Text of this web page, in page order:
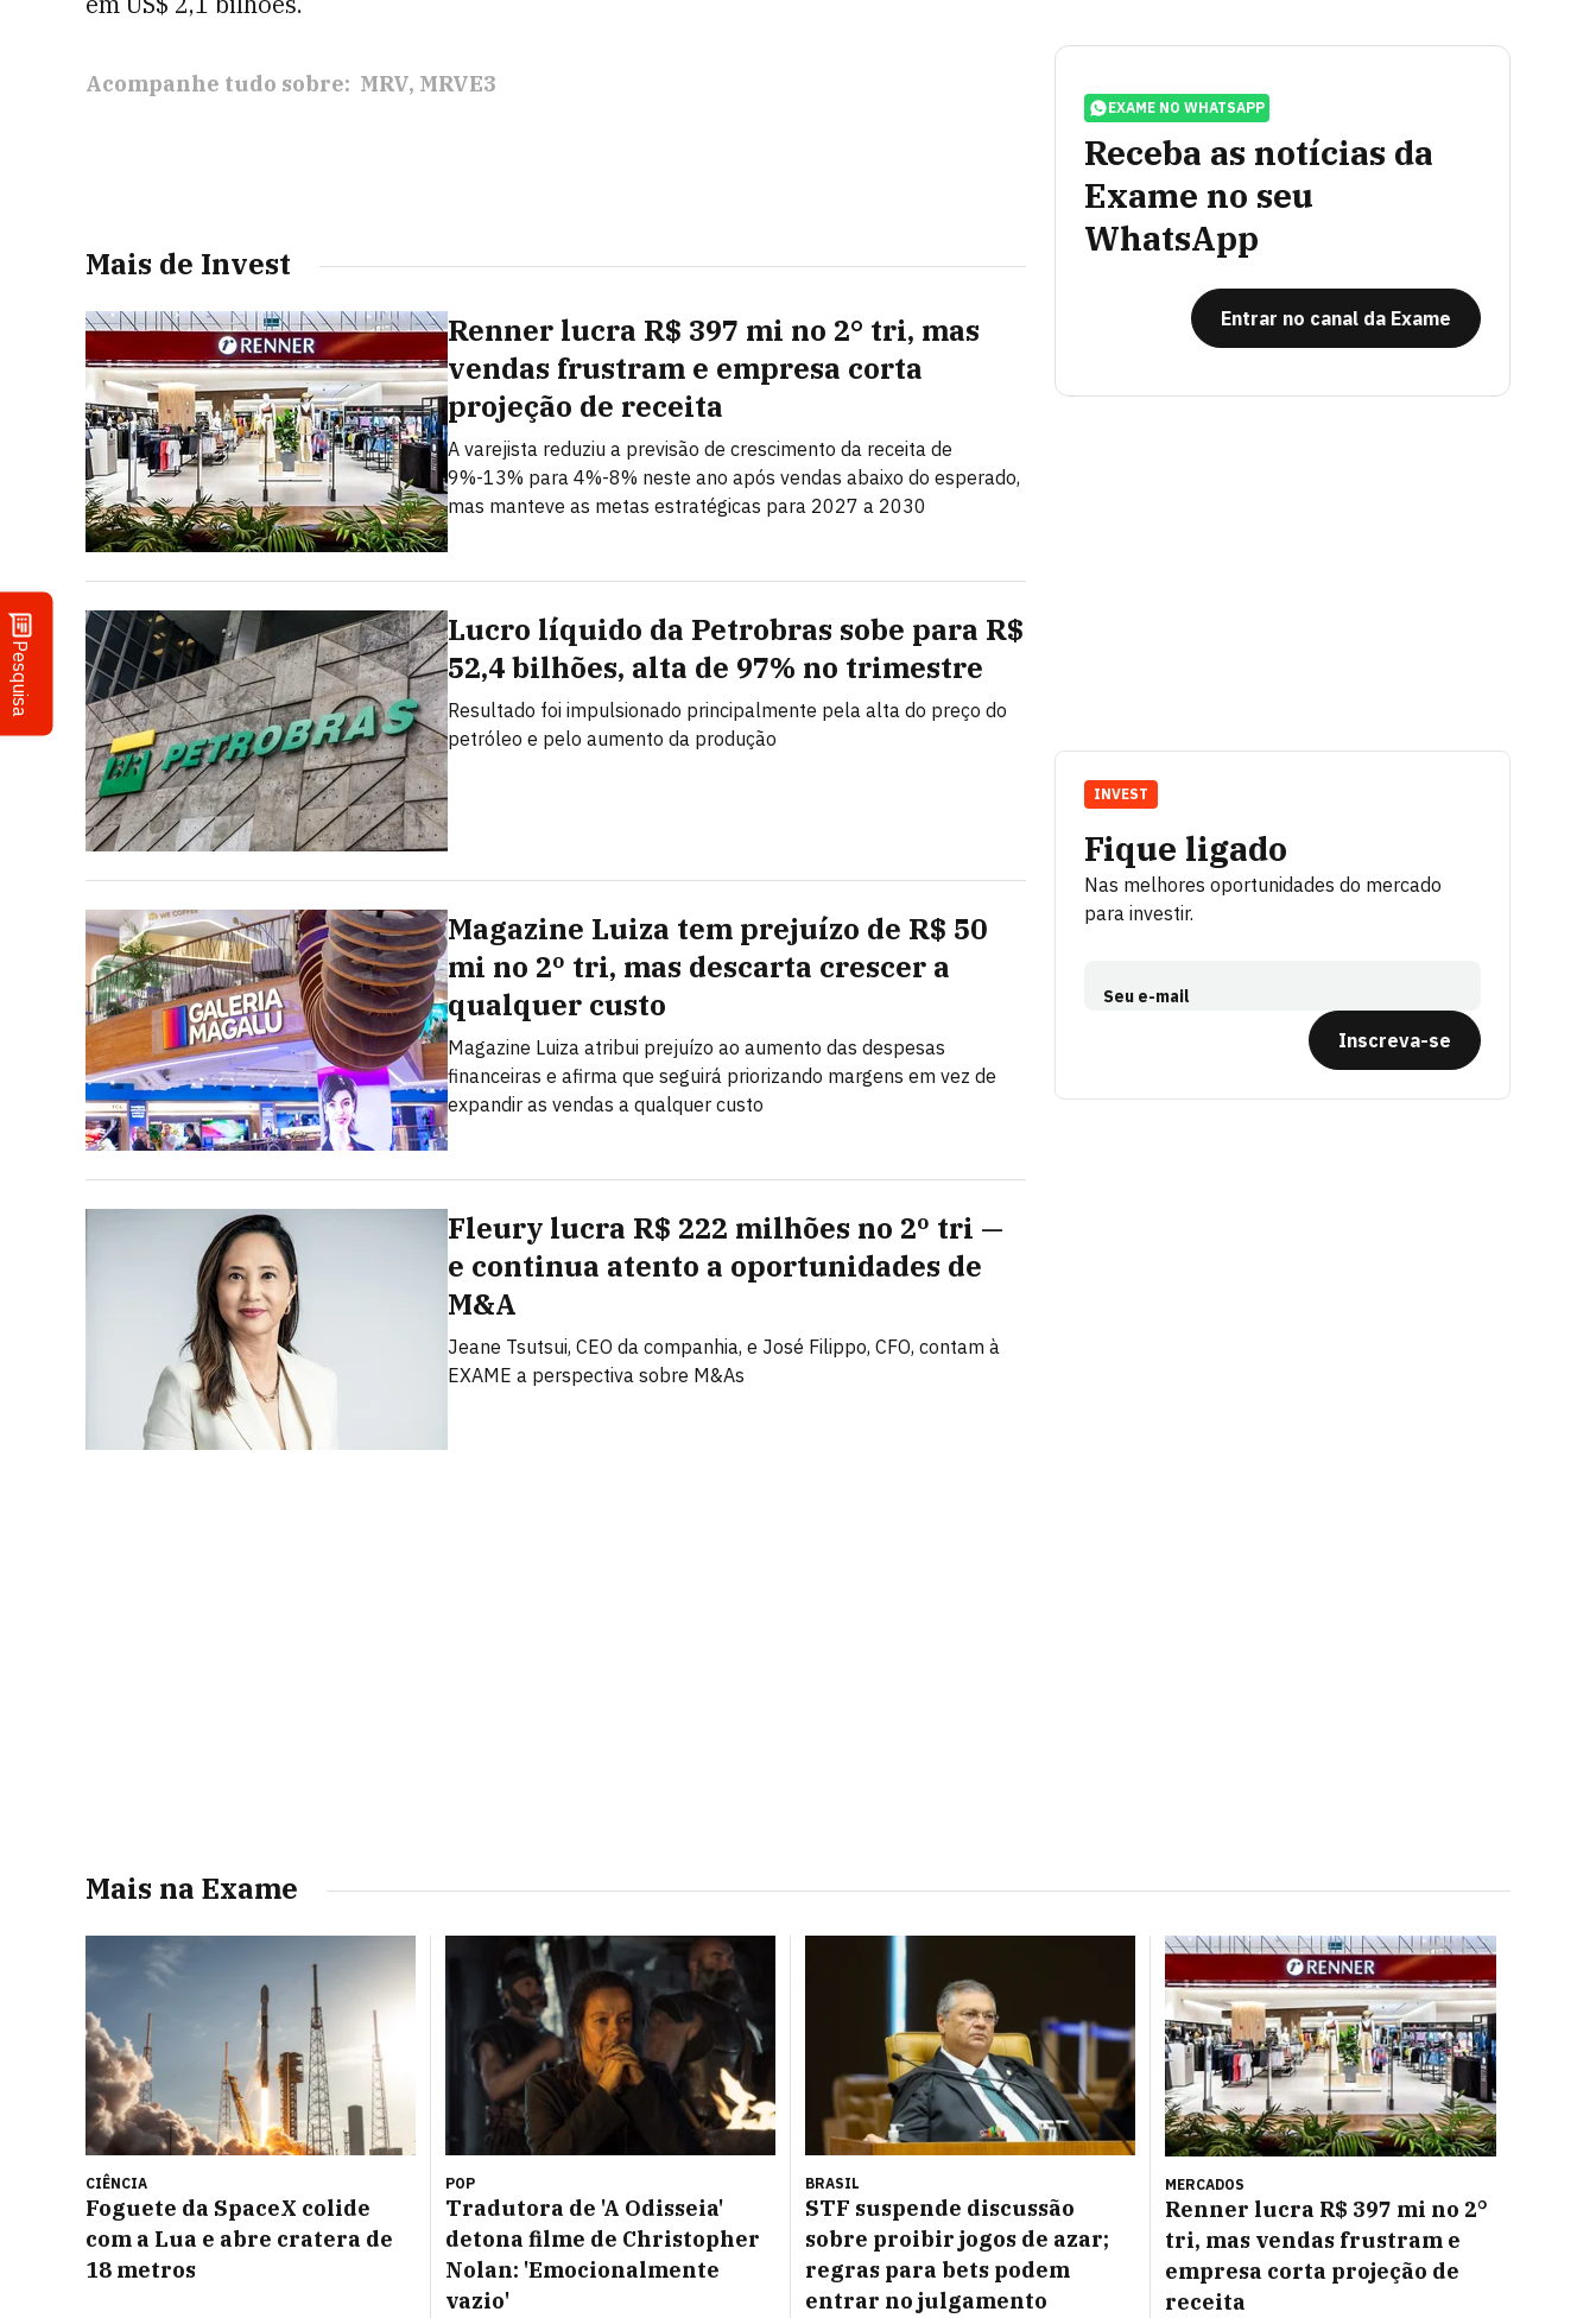
Pesquisa
Acompanhe tudo sobre: MRV MRVE3
Mais de Invest
Renner lucra R$ 397 mi no 2° tri, mas
vendas frustram e empresa corta
projeção de receita
A varejista reduziu a previsão de crescimento da receita de
9%-13% para 4%-8% neste ano após vendas abaixo do esperado,
mas manteve as metas estratégicas para 2027 a 2030
Lucro líquido da Petrobras sobe para R$
52,4 bilhões, alta de 97% no trimestre
Resultado foi impulsionado principalmente pela alta do preço do
petróleo e pelo aumento da produção
Magazine Luiza tem prejuízo de R$ 50
mi no 2º tri, mas descarta crescer a
qualquer custo
Magazine Luiza atribui prejuízo ao aumento das despesas
financeiras e afirma que seguirá priorizando margens em vez de
expandir as vendas a qualquer custo
Fleury lucra R$ 222 milhões no 2º tri —
e continua atento a oportunidades de
M&A
Jeane Tsutsui, CEO da companhia, e José Filippo, CFO, contam à
EXAME a perspectiva sobre M&As
EXAME NO WHATSAPP
Receba as notícias da
Exame no seu
WhatsApp
Entrar no canal da Exame
Fique ligado
Nas melhores oportunidades do mercado
para investir.
Seu e-mail
Inscreva-se
INVEST
Mais na Exame
CIÊNCIA
Foguete da SpaceX colide
com a Lua e abre cratera de
18 metros
POP
Tradutora de 'A Odisseia'
detona filme de Christopher
Nolan: 'Emocionalmente
vazio'
BRASIL
STF suspende discussão
sobre proibir jogos de azar;
regras para bets podem
entrar no julgamento
MERCADOS
Renner lucra R$ 397 mi no 2°
tri, mas vendas frustram e
empresa corta projeção de
receita